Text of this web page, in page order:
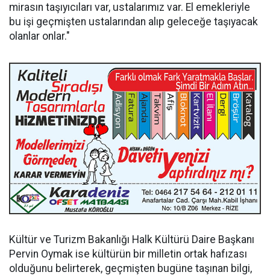
mirasın taşıyıcıları var, ustalarımız var. El emekleriyle
bu işi geçmişten ustalarından alıp geleceğe taşıyacak
olanlar onlar."
Kültür ve Turizm Bakanlığı Halk Kültürü Daire Başkanı
Pervin Oymak ise kültürün bir milletin ortak hafızası
olduğunu belirterek, geçmişten bugüne taşınan bilgi,